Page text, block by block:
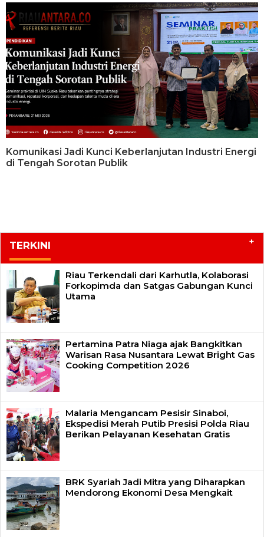
Komunikasi Jadi Kunci Keberlanjutan Industri Energi
di Tengah Sorotan Publik
TERKINI +
Riau Terkendali dari Karhutla, Kolaborasi
Forkopimda dan Satgas Gabungan Kunci
Utama
Pertamina Patra Niaga ajak Bangkitkan
Warisan Rasa Nusantara Lewat Bright Gas
Cooking Competition 2026
Malaria Mengancam Pesisir Sinaboi,
Ekspedisi Merah Putib Presisi Polda Riau
Berikan Pelayanan Kesehatan Gratis
BRK Syariah Jadi Mitra yang Diharapkan
Mendorong Ekonomi Desa Mengkait